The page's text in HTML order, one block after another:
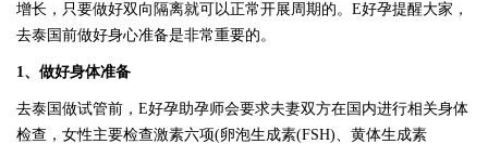
增长，只要做好双向隔离就可以正常开展周期的。 E好孕提醒大家，
去泰国前做好身心准备是非常重要的。
1、做好身体准备
去泰国做试管前， E好孕助孕师会要求夫妻双方在国内进行相关身体
检查，女性主要检查激素六项(卵泡生成素(FSH)、黄体生成素